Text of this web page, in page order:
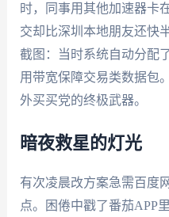
时，同事用其他加速器卡
交却比深圳本地朋友还快
截图：当时系统自动分配
用带宽保障交易类数据包
外买买党的终极武器。
暗夜救星的灯光
有次凌晨改方案急需百度
点。困倦中戳了番茄APP